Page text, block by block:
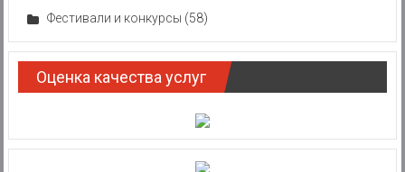
Фестивали и конкурсы (58)
Оценка качества услуг